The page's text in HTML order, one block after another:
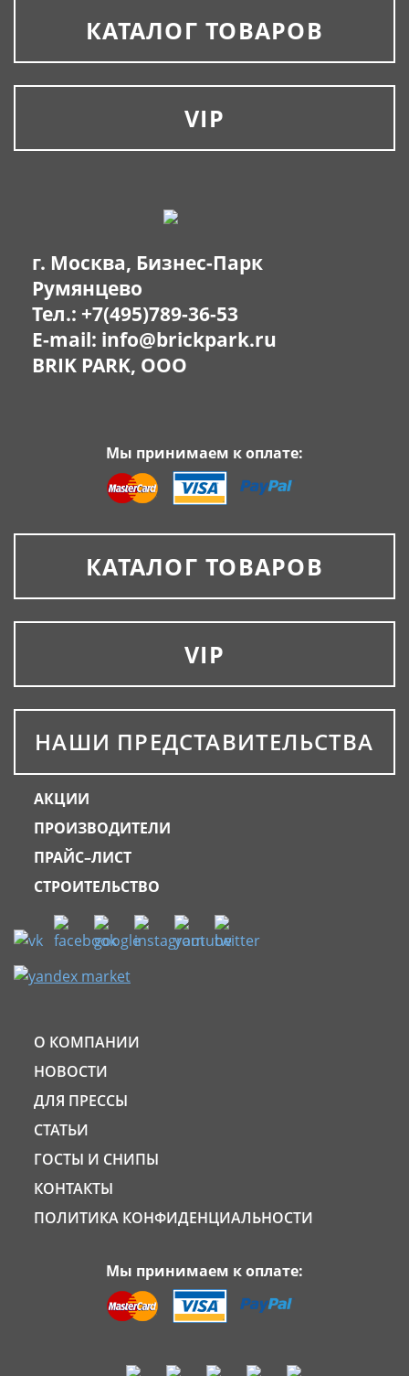
КАТАЛОГ ТОВАРОВ
VIP
г. Москва, Бизнес-Парк
Румянцево
Тел.: +7(495)789-36-53
E-mail: info@brickpark.ru
BRIK PARK, OOO
Мы принимаем к оплате:
КАТАЛОГ ТОВАРОВ
VIP
НАШИ ПРЕДСТАВИТЕЛЬСТВА
АКЦИИ
ПРОИЗВОДИТЕЛИ
ПРАЙС–ЛИСТ
СТРОИТЕЛЬСТВО
О КОМПАНИИ
НОВОСТИ
ДЛЯ ПРЕССЫ
СТАТЬИ
ГОСТЫ И СНИПЫ
КОНТАКТЫ
ПОЛИТИКА КОНФИДЕНЦИАЛЬНОСТИ
Мы принимаем к оплате: